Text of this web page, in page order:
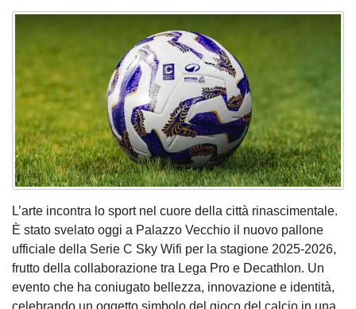
L’arte incontra lo sport nel cuore della città rinascimentale.
È stato svelato oggi a Palazzo Vecchio il nuovo pallone
ufficiale della Serie C Sky Wifi per la stagione 2025-2026,
frutto della collaborazione tra Lega Pro e Decathlon. Un
evento che ha coniugato bellezza, innovazione e identità,
celebrando un oggetto simbolo del gioco del calcio in una